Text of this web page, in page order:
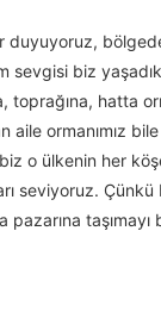
duyuyoruz,
sevgisi biz
toprağına, hatta
aile ormanımız
o ülkenin her
seviyoruz.
pazarına